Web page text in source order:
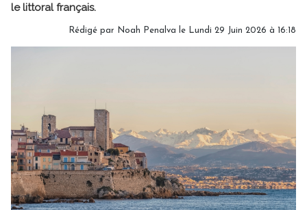
le littoral français.
Rédigé par Noah Penalva le Lundi 29 Juin 2026 à 16:18